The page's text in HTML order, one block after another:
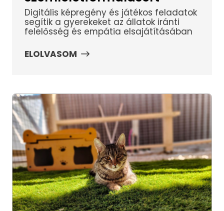
Digitális képregény és játékos feladatok
segítik a gyerekeket az állatok iránti
felelősség és empátia elsajátításában
ELOLVASOM